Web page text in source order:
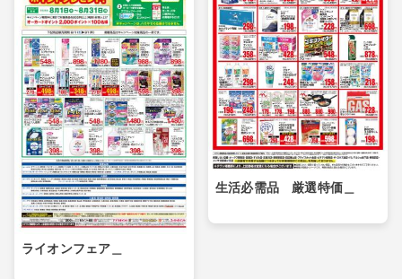
ライオンフェア＿
生活必需品 厳選特価＿